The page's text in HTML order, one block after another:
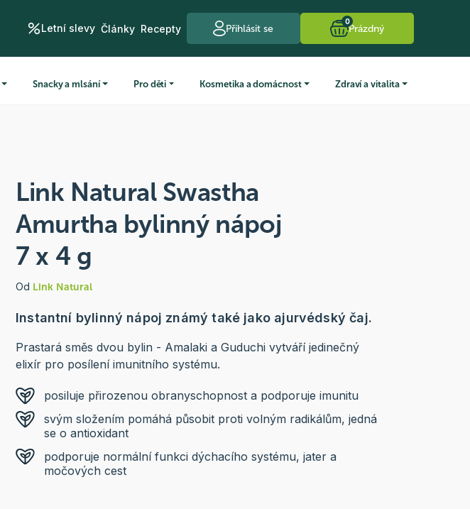
Letní slevy Články Recepty Přihlásit se
0
Prázdný
Snacky a mlsání Pro děti Kosmetika a domácnost Zdraví a vitalita
Link Natural Swastha
Amurtha bylinný nápoj
7 x 4 g
Od Link Natural
Instantní bylinný nápoj známý také jako ajurvédský čaj.
Prastará směs dvou bylin - Amalaki a Guduchi vytváří jedinečný
elixír pro posílení imunitního systému.
posiluje přirozenou obranyschopnost a podporuje imunitu
svým složením pomáhá působit proti volným radikálům, jedná
se o antioxidant
podporuje normální funkci dýchacího systému, jater a
močových cest